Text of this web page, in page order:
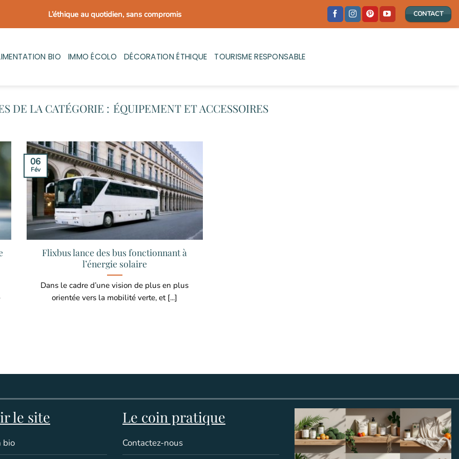
L’éthique au quotidien, sans compromis CONTACT
BIO IMMO ÉCOLO DÉCORATION ÉTHIQUE TOURISME RESPONSABLE
ÉQUIPEMENT ET ACCESSOIRES
Flixbus lance des bus fonctionnant à
l’énergie solaire
Dans le cadre d’une vision de plus en plus
orientée vers la mobilité verte, et [...]
06
Fév
le site
bio
Le coin pratique
Contactez-nous